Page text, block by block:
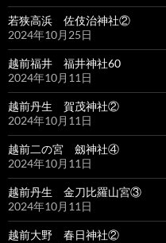
若狭高浜 佐伎治神社②
2024年10月25日
越前福井 福井神社60
2024年10月11日
越前丹生 賀茂神社②
2024年10月11日
越前二の宮 劔神社④
2024年10月11日
越前丹生 金刀比羅山宮③
2024年10月11日
越前大野 春日神社②